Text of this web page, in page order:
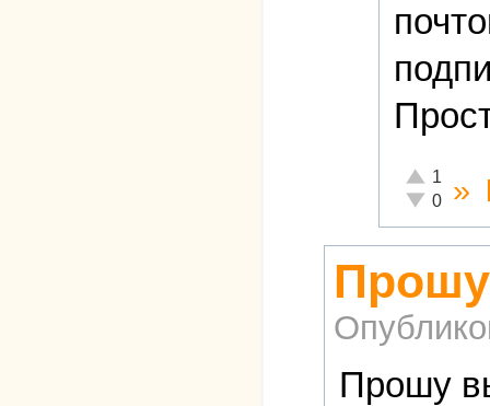
Отлично!
1
0 »
Прошу
Прошу